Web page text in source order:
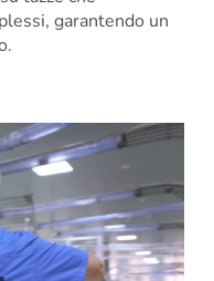
garantendo un